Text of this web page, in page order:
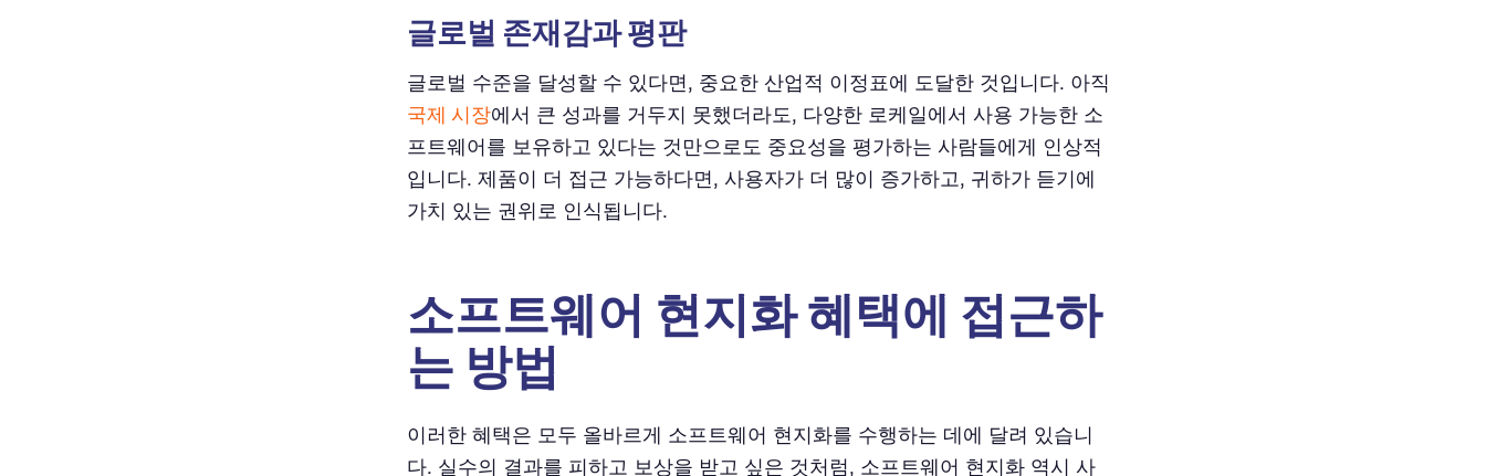
글로벌 존재감과 평판
글로벌 수준을 달성할 수 있다면, 중요한 산업적 이정표에 도달한 것입니다. 아직
국제 시장에서 큰 성과를 거두지 못했더라도, 다양한 로케일에서 사용 가능한 소
프트웨어를 보유하고 있다는 것만으로도 중요성을 평가하는 사람들에게 인상적
입니다. 제품이 더 접근 가능하다면, 사용자가 더 많이 증가하고, 귀하가 듣기에
가치 있는 권위로 인식됩니다.
소프트웨어 현지화 혜택에 접근하
는 방법
이러한 혜택은 모두 올바르게 소프트웨어 현지화를 수행하는 데에 달려 있습니
다. 실수의 결과를 피하고 보상을 받고 싶은 것처럼, 소프트웨어 현지화 역시 사